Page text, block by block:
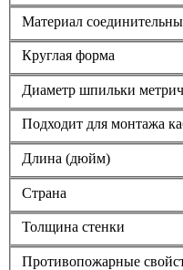
Материал
Круглая форма
Диаметр шпильки
Подходит для монтажа
Длина (дюйм)
Страна
Толщина стенки
Противопожарные